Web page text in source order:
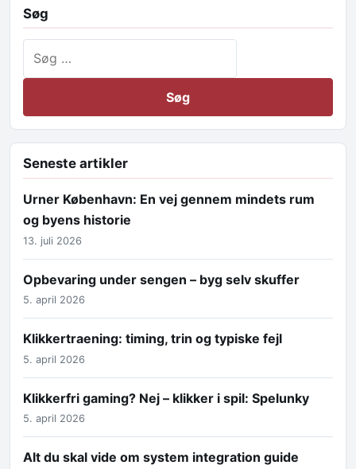
Søg
Seneste artikler
Urner København: En vej gennem mindets rum
og byens historie
13. juli 2026
Opbevaring under sengen – byg selv skuffer
5. april 2026
Klikkertraening: timing, trin og typiske fejl
5. april 2026
Klikkerfri gaming? Nej – klikker i spil: Spelunky
5. april 2026
Alt du skal vide om system integration guide